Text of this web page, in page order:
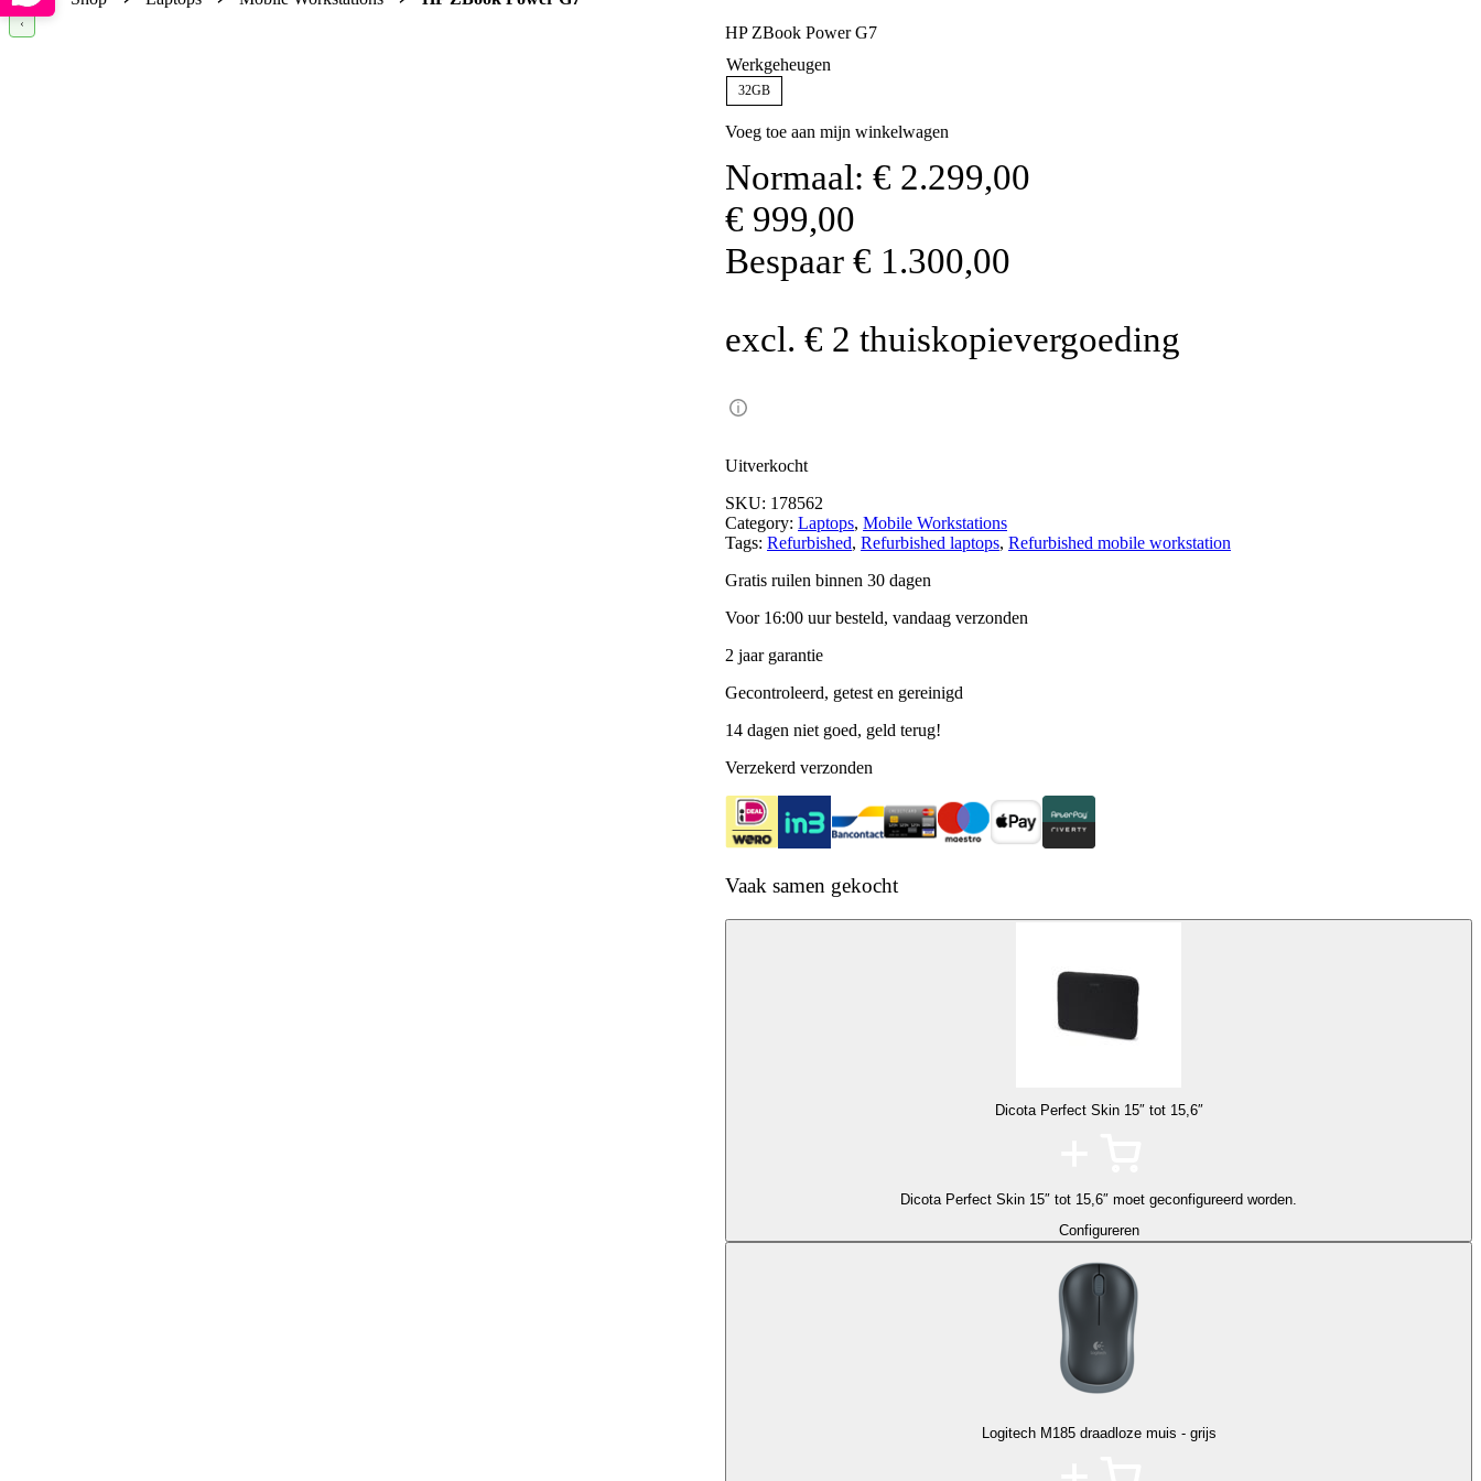
HP ZBook Power G7
Werkgeheugen
32GB
Voeg toe aan mijn winkelwagen
Normaal: € 2.299,00
€ 999,00
Bespaar € 1.300,00
excl. € 2 thuiskopievergoeding
Uitverkocht
SKU: 178562
Category: Laptops, Mobile Workstations
Tags: Refurbished, Refurbished laptops, Refurbished mobile workstation
Gratis ruilen binnen 30 dagen
Voor 16:00 uur besteld, vandaag verzonden
2 jaar garantie
Gecontroleerd, getest en gereinigd
14 dagen niet goed, geld terug!
Verzekerd verzonden
Vaak samen gekocht
Dicota Perfect Skin 15″ tot 15,6″
Dicota Perfect Skin 15″ tot 15,6″ moet geconfigureerd worden.
Configureren
Logitech M185 draadloze muis - grijs